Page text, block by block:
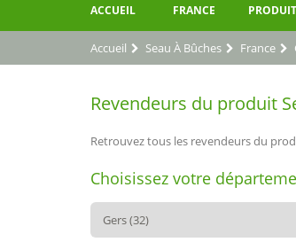
ACCUEIL FRANCE
Accueil Seau À Bûches France
Revendeurs du produit
Retrouvez tous les revendeurs du
Choisissez votre